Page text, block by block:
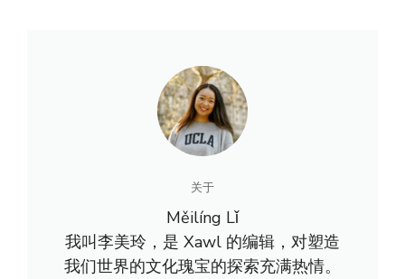
关于
Měilíng Lǐ
我叫李美玲，是 Xawl 的编辑，对塑造
我们世界的文化瑰宝的探索充满热情。